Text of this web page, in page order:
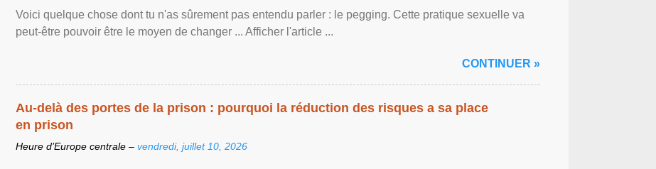
Voici quelque chose dont tu n'as sûrement pas entendu parler : le pegging. Cette pratique sexuelle va
peut-être pouvoir être le moyen de changer ... Afficher l'article ...
CONTINUER »
Au-delà des portes de la prison : pourquoi la réduction des risques a sa place
en prison
Heure d’Europe centrale – vendredi, juillet 10, 2026